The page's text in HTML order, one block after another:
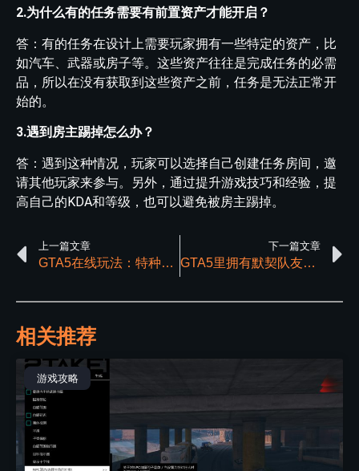
2.为什么有的任务需要有前置资产才能开启？
答：有的任务在设计上需要玩家拥有一些特定的资产，比
如汽车、武器或房子等。这些资产往往是完成任务的必需
品，所以在没有获取到这些资产之前，任务是无法正常开
始的。
3.遇到房主踢掉怎么办？
答：遇到这种情况，玩家可以选择自己创建任务房间，邀
请其他玩家来参与。另外，通过提升游戏技巧和经验，提
高自己的KDA和等级，也可以避免被房主踢掉。
上一篇文章
GTA5在线玩法：特种货物的出售与保护策略详解
下一篇文章
GTA5里拥有默契队友，带给你的游戏体验
相关推荐
游戏攻略